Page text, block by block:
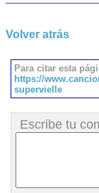
Volver atrás
Para citar esta
https://
supervielle
Escribe tu